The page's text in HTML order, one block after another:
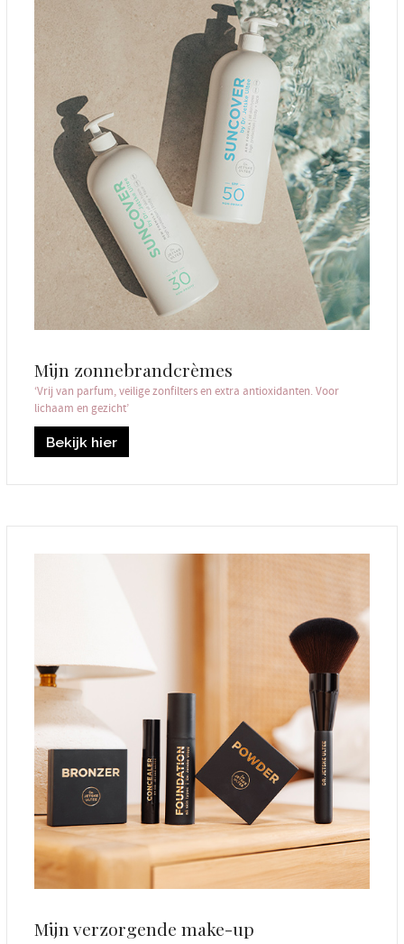
Mijn zonnebrandcrèmes
‘Vrij van parfum, veilige zonfilters en extra antioxidanten. Voor
lichaam en gezicht’
Bekijk hier
Mijn verzorgende make-up